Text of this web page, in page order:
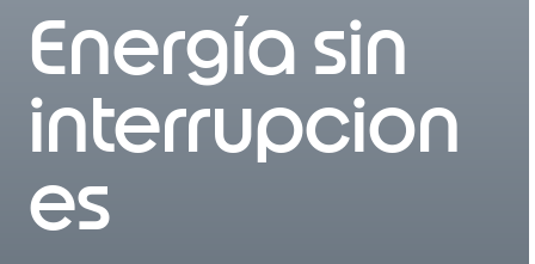
Energía sin
interrupcion
es